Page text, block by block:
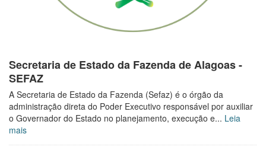
Secretaria de Estado da Fazenda de Alagoas -
SEFAZ
A Secretaria de Estado da Fazenda (Sefaz) é o órgão da
administração direta do Poder Executivo responsável por auxiliar
o Governador do Estado no planejamento, execução e... Leia
mais